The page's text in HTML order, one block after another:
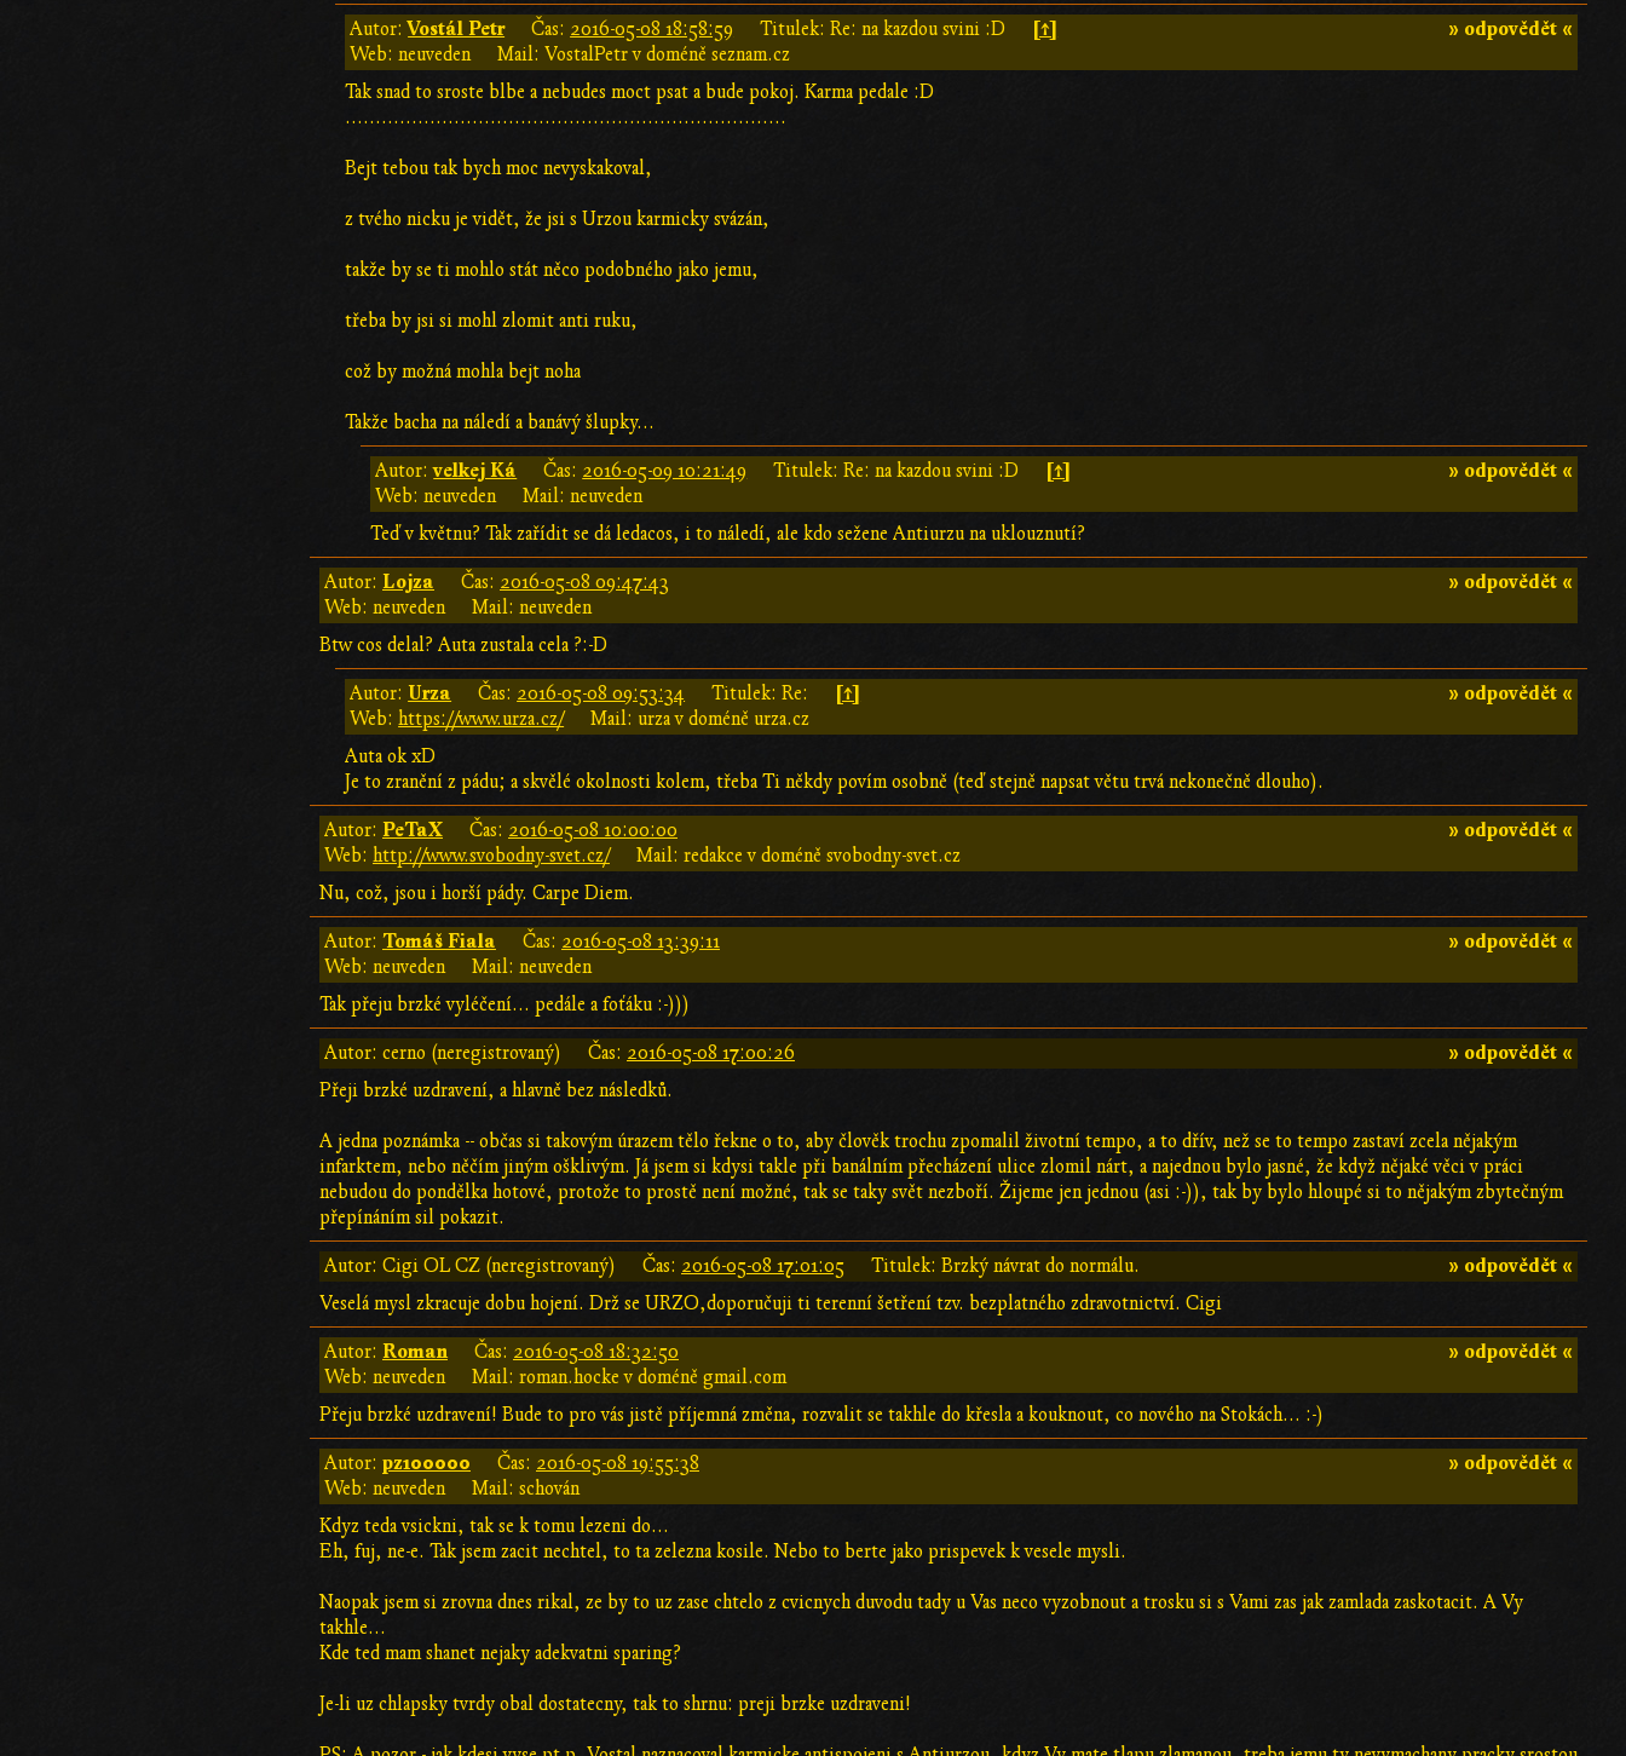
» odpovědět «
Autor:Vostál Petr Čas: 2016-05-08 18:58:59 Titulek: Re: na kazdou svini :D [↑]
Web: neuveden
Mail: VostalPetr v doméně seznam.cz
Tak snad to sroste blbe a nebudes moct psat a bude pokoj. Karma pedale :D
.........................................................................
Bejt tebou tak bych moc nevyskakoval,
z tvého nicku je vidět, že jsi s Urzou karmicky svázán,
takže by se ti mohlo stát něco podobného jako jemu,
třeba by jsi si mohl zlomit anti ruku,
což by možná mohla bejt noha
Takže bacha na náledí a banávý šlupky...
» odpovědět «
Autor:velkej Ká Čas: 2016-05-09 10:21:49 Titulek: Re: na kazdou svini :D [↑]
Web: neuveden
Mail: neuveden
Teď v květnu? Tak zařídit se dá ledacos, i to náledí, ale kdo sežene Antiurzu na uklouznutí?
» odpovědět «
Autor: Lojza Čas: 2016-05-08 09:47:43
Web: neuveden
Mail: neuveden
Btw cos delal? Auta zustala cela ?:-D
» odpovědět «
Autor: Urza Čas: 2016-05-08 09:53:34 Titulek: Re: [↑]
Web:https://www.urza.cz/
Mail: urza v doméně urza.cz
Auta ok xD
Je to zranění z pádu; a skvělé okolnosti kolem, třeba Ti někdy povím osobně (teď stejně napsat větu trvá nekonečně dlouho).
» odpovědět «
Autor: PeTaX Čas: 2016-05-08 10:00:00
Web: http://www.svobodny-svet.cz/
Mail: redakce v doméně svobodny-svet.cz
Nu, což, jsou i horší pády. Carpe Diem.
» odpovědět «
Autor: Tomáš Fiala Čas: 2016-05-08 13:39:11
Web: neuveden
Mail: neuveden
Tak přeju brzké vyléčení... pedále a foťáku :-)))
» odpovědět «
Autor: cerno (neregistrovaný) Čas: 2016-05-08 17:00:26
Přeji brzké uzdravení, a hlavně bez následků.
A jedna poznámka -- občas si takovým úrazem tělo řekne o to, aby člověk trochu zpomalil životní tempo, a to dřív, než se to tempo zastaví zcela nějakým
infarktem, nebo něčím jiným ošklivým. Já jsem si kdysi takle při banálním přecházení ulice zlomil nárt, a najednou bylo jasné, že když nějaké věci v práci
nebudou do pondělka hotové, protože to prostě není možné, tak se taky svět nezboří. Žijeme jen jednou (asi :-)), tak by bylo hloupé si to nějakým zbytečným
přepínáním sil pokazit.
» odpovědět «
Autor: Cigi OL CZ (neregistrovaný) Čas: 2016-05-08 17:01:05
Titulek: Brzký návrat do normálu.
Veselá mysl zkracuje dobu hojení. Drž se URZO,doporučuji ti terenní šetření tzv. bezplatného zdravotnictví. Cigi
» odpovědět «
Autor: Roman Čas: 2016-05-08 18:32:50
Web: neuveden
Mail: roman.hocke v doméně gmail.com
Přeju brzké uzdravení! Bude to pro vás jistě příjemná změna, rozvalit se takhle do křesla a kouknout, co nového na Stokách... :-)
» odpovědět «
Autor: pz100000 Čas: 2016-05-08 19:55:38
Web: neuveden
Mail: schován
Kdyz teda vsickni, tak se k tomu lezeni do...
Eh, fuj, ne-e. Tak jsem zacit nechtel, to ta zelezna kosile. Nebo to berte jako prispevek k vesele mysli.
Naopak jsem si zrovna dnes rikal, ze by to uz zase chtelo z cvicnych duvodu tady u Vas neco vyzobnout a trosku si s Vami zas jak zamlada zaskotacit. A Vy
takhle...
Kde ted mam shanet nejaky adekvatni sparing?
Je-li uz chlapsky tvrdy obal dostatecny, tak to shrnu: preji brzke uzdraveni!